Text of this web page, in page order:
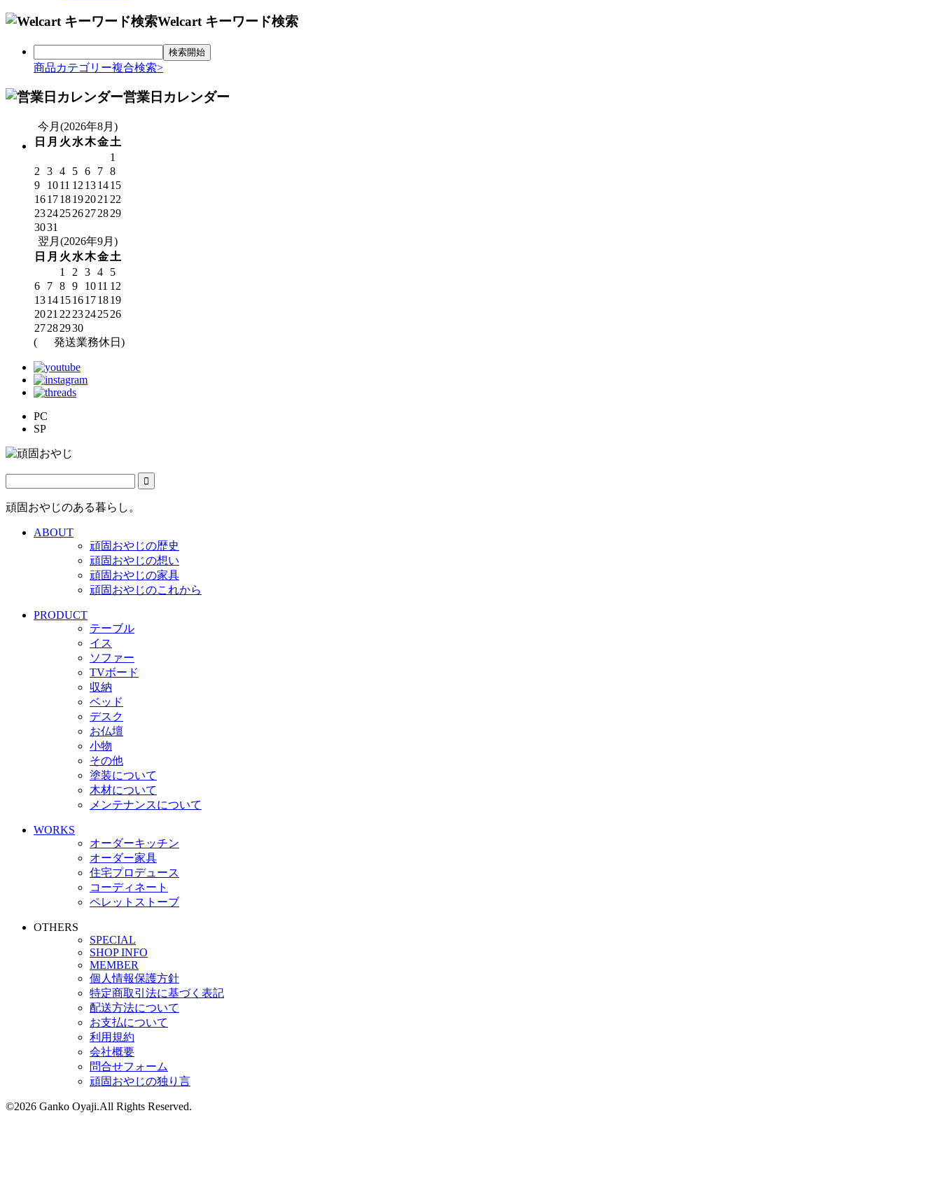
Welcart キーワード検索
商品カテゴリー複合検索>
営業日カレンダー
今月(2026年8月)
日 月 火 水木金土
1
2
3 4 5 6 7 8
9
1011 12 131415
161718192021 22
23242526272829
3031
翌月(2026年9月)
日 月 火 水木金土
1
2 3 4
5
6
7 8 9 1011 12
13141516171819
2021 22 23242526
27282930
(
発送業務休日)
PC
SP
頑固おやじのある暮らし。
ABOUT
頑固おやじの歴史
頑固おやじの想い
頑固おやじの家具
頑固おやじのこれから
PRODUCT
テーブル
イス
ソファー
TVボード
収納
ベッド
デスク
お仏壇
小物
その他
塗装について
木材について
メンテナンスについて
WORKS
オーダーキッチン
オーダー家具
住宅プロデュース
コーディネート
ペレットストーブ
OTHERS
SPECIAL
SHOP INFO
MEMBER
個人情報保護方針
特定商取引法に基づく表記
配送方法について
お支払について
利用規約
会社概要
問合せフォーム
頑固おやじの独り言
©2026 Ganko Oyaji.All Rights Reserved.